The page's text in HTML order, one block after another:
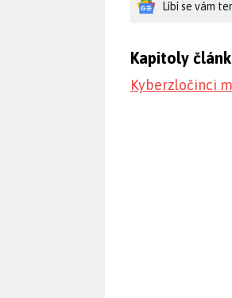
Líbí se vám
Kapitoly
Kyberzločinci